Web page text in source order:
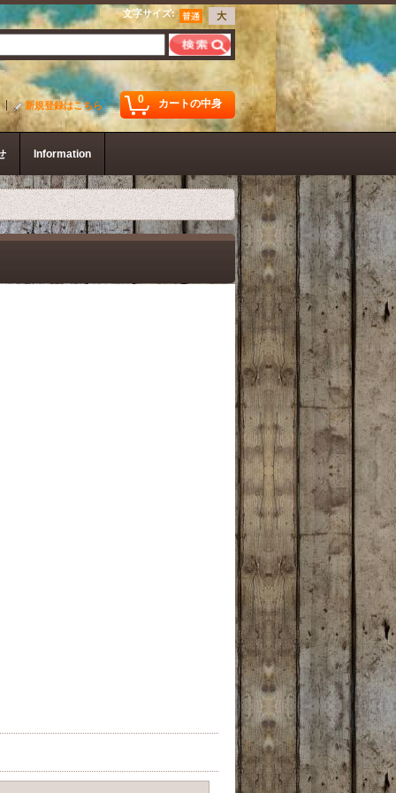
文字サイズ:
0 カートの中身
新規登録はこちら
Information